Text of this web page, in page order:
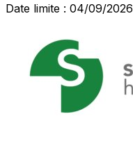
Date limite : 04/09/2026